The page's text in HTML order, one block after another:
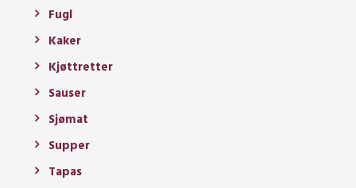
Fugl
Kaker
Kjøttretter
Sauser
Sjømat
Supper
Tapas